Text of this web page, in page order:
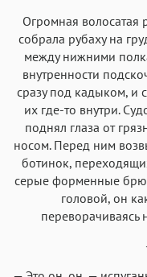
Огромная волосатая
собрала рубаху на
между нижними
внутренности
сразу под кадыком, и
их где-то внутри.
поднял глаза от
носом. Перед ним
ботинок,
серые форменные
головой, он
переворачиваясь